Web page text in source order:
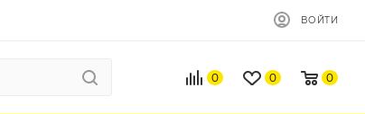
ВОЙТИ
0 0 0